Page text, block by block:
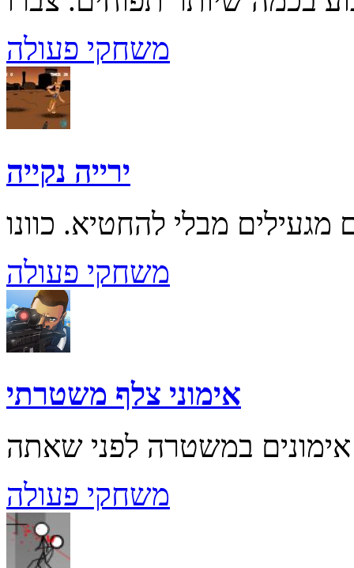
משחקי פעולה
ירייה נקייה
משחקי פעולה
אימוני צלף משטרתי
משחקי פעולה